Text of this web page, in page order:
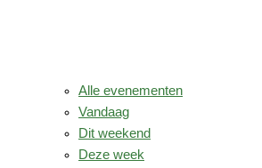
Alle evenementen
Vandaag
Dit weekend
Deze week